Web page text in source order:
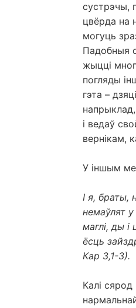
сустрэчы,
цвёрда на
могуць
Падобныя
жыцці
погляды
гэта –
і ведаў
вернікам,
У іншым
І я, браты,
немаўлят
маглі, ды
ёсць
Кар 3,1-3).
Калі сярод